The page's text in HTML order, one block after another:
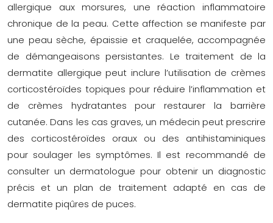
allergique aux morsures, une réaction inflammatoire
chronique de la peau. Cette affection se manifeste par
une peau sèche, épaissie et craquelée, accompagnée
de démangeaisons persistantes. Le traitement de la
dermatite allergique peut inclure l’utilisation de crèmes
corticostéroïdes topiques pour réduire l’inflammation et
de crèmes hydratantes pour restaurer la barrière
cutanée. Dans les cas graves, un médecin peut prescrire
des corticostéroïdes oraux ou des antihistaminiques
pour soulager les symptômes. Il est recommandé de
consulter un dermatologue pour obtenir un diagnostic
précis et un plan de traitement adapté en cas de
dermatite piqûres de puces.